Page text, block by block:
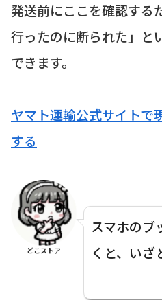
発送前にここを確認する
行ったのに断られた」と
できます。
ヤマト運輸公式サイトで
する
どこストア
スマホのブ
くと、いざ